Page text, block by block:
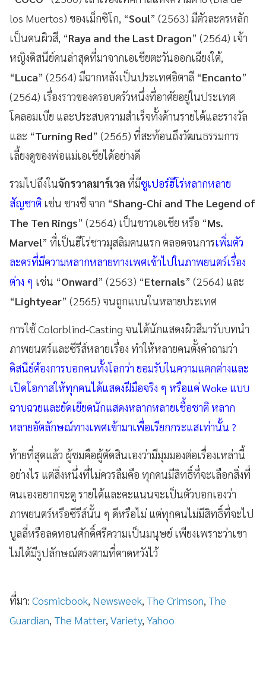
los Muertos) ของเม็กซิโก, “Soul” (2563) มีตัวละครหลัก
เป็นคนผิวสี, “Raya and the Last Dragon” (2564) เจ้า
หญิงดิสนีย์คนล่าสุดที่มาจากเอเชียตะวันออกเฉียงใต้,
“Luca” (2564) มีฉากหลังเป็นประเทศอิตาลี “Encanto”
(2564) เรื่องราวของครอบครัวหนึ่งที่อาศัยอยู่ในประเทศ
โคลอมเบีย และประสบความสำเร็จทั้งด้านรายได้และรางวัล
และ “Turning Red” (2565) ที่สะท้อนถึงวัฒนธรรมการ
เลี้ยงดูของพ่อแม่เอเชียได้อย่างดี
รวมไปถึงในจักรวาลมาร์เวล ที่มีซูเปอร์ฮีโร่หลากหลาย
สัญชาติ เช่น ชางชี จาก “Shang-Chi and The Legend of
The Ten Rings” (2564) เป็นชาวเอเชีย หรือ “Ms.
Marvel” ที่เป็นฮีโร่ชาวมุสลิมคนแรก ตลอดจนการเพิ่มตัว
ละครที่มีความหลากหลายทางเพศเข้าไปในภาพยนตร์เรื่อง
ต่าง ๆ เช่น “Onward” (2563) “Eternals” (2564) และ
“Lightyear” (2565) จนถูกแบนในหลายประเทศ
การใช้ Colorblind-Casting จนได้นักแสดงผิวสีมารับบทนำ
ภาพยนตร์และซีรีส์หลายเรื่อง ทำให้หลายคนตั้งคำถามว่า
ดิสนีย์ต้องการบอกคนทั้งโลกว่า ยอมรับในความแตกต่างและ
เปิดโอกาสให้ทุกคนได้แสดงฝีมือจริง ๆ หรือแค่ Woke แบบ
ฉาบฉวยและยัดเยียดนักแสดงหลากหลายเชื้อชาติ หลาก
หลายอัตลักษณ์ทางเพศเข้ามาเพื่อเรียกกระแสเท่านั้น ?
ท้ายที่สุดแล้ว ผู้ชมคือผู้ตัดสินเองว่ามีมุมมองต่อเรื่องเหล่านี้
อย่างไร แต่สิ่งหนึ่งที่ไม่ควรลืมคือ ทุกคนมีสิทธิ์ที่จะเลือกสิ่งที่
ตนเองอยากจะดู รายได้และคะแนนจะเป็นตัวบอกเองว่า
ภาพยนตร์หรือซีรีส์นั้น ๆ ดีหรือไม่ แต่ทุกคนไม่มีสิทธิ์ที่จะไป
บูลลี่หรือลดทอนศักดิ์ศรีความเป็นมนุษย์ เพียงเพราะว่าเขา
ไม่ได้มีรูปลักษณ์ตรงตามที่คาดหวังไว้
ที่มา: Cosmicbook, Newsweek, The Crimson, The
Guardian, The Matter, Variety, Yahoo